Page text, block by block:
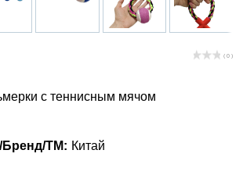
( 0 )
с теннисным мячом
Бренд/ТМ: Китай
- ветеринарные диеты
поілки